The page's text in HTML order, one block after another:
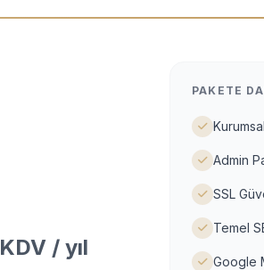
/ yıl
PAKETE
Admin
SSL
Temel
Google